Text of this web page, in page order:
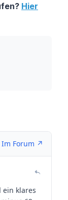
Hier